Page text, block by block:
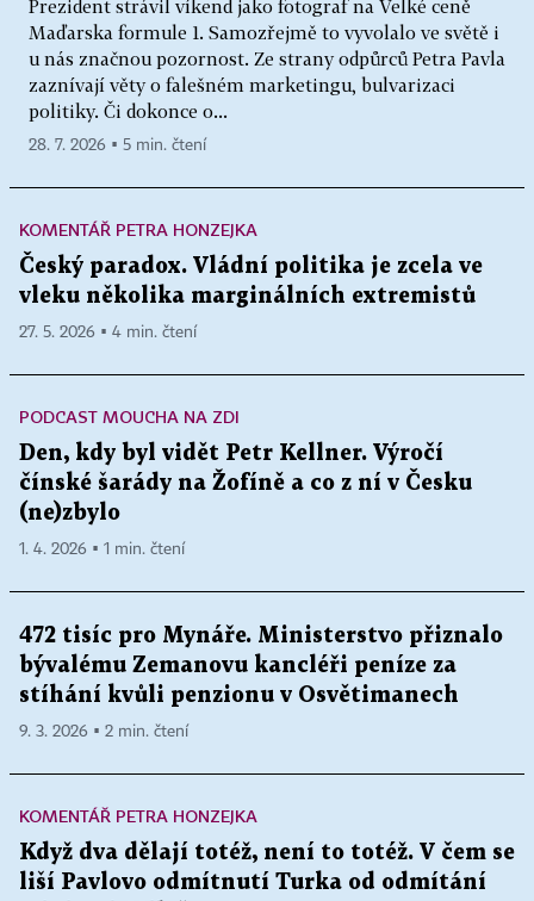
Prezident strávil víkend jako fotograf na Velké ceně
Maďarska formule 1. Samozřejmě to vyvolalo ve světě i
u nás značnou pozornost. Ze strany odpůrců Petra Pavla
zaznívají věty o falešném marketingu, bulvarizaci
politiky. Či dokonce o...
28. 7. 2026 ▪ 5 min. čtení
KOMENTÁŘ PETRA HONZEJKA
Český paradox. Vládní politika je zcela ve
vleku několika marginálních extremistů
27. 5. 2026 ▪ 4 min. čtení
PODCAST MOUCHA NA ZDI
Den, kdy byl vidět Petr Kellner. Výročí
čínské šarády na Žofíně a co z ní v Česku
(ne)zbylo
1. 4. 2026 ▪ 1 min. čtení
472 tisíc pro Mynáře. Ministerstvo přiznalo
bývalému Zemanovu kancléři peníze za
stíhání kvůli penzionu v Osvětimanech
9. 3. 2026 ▪ 2 min. čtení
KOMENTÁŘ PETRA HONZEJKA
Když dva dělají totéž, není to totéž. V čem se
liší Pavlovo odmítnutí Turka od odmítání